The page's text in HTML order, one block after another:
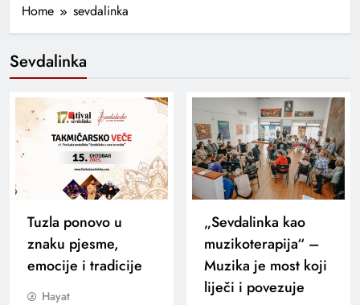
Home sevdalinka
Sevdalinka
Tuzla ponovo u
znaku pjesme,
emocije i tradicije
Hayat
„Sevdalinka kao
muzikoterapija“ –
Muzika je most koji
liječi i povezuje